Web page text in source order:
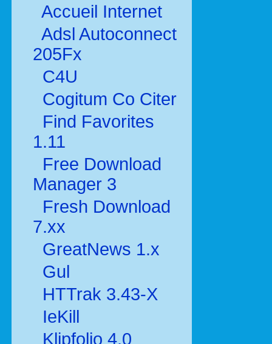
Accueil Internet
Adsl Autoconnect
205Fx
C4U
Cogitum Co Citer
Find Favorites
1.11
Free Download
Manager 3
Fresh Download
7.xx
GreatNews 1.x
Gul
HTTrak 3.43-X
IeKill
Klipfolio 4.0